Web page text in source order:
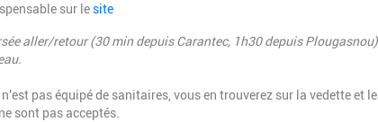
sur lesite
aller/retour (30 min depuis Carantec, 1h30 depuis
n'est pas équipé de sanitaires, vous en trouverez sur la vedette et
sont pas acceptés.